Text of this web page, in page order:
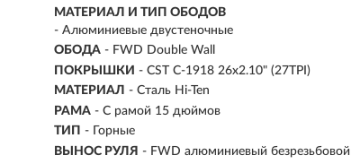
МАТЕРИАЛ И ТИП ОБОДОВ
- Алюминиевые двустеночные
ОБОДА - FWD Double Wall
ПОКРЫШКИ - CST C-1918 26x2.10" (27TPI)
МАТЕРИАЛ - Сталь Hi-Ten
РАМА - С рамой 15 дюймов
ТИП -
Горные
ВЫНОС РУЛЯ - FWD алюминиевый безрезьбовой